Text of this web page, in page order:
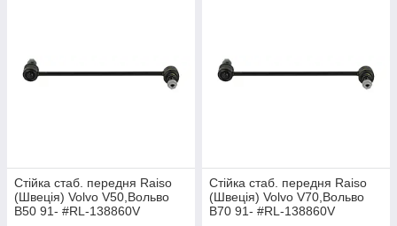
Стійка стаб. передня Raiso
(Швеція) Volvo V50,Вольво
В50 91- #RL-138860V
Стійка стаб. передня Raiso
(Швеція) Volvo V70,Вольво
В70 91- #RL-138860V